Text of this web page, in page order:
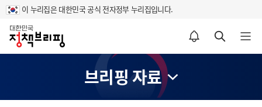
이 누리집은 대한민국 공식 전자정부 누리집입니다.
홈
알림설정 바로가기 검색 바로가기 메뉴 열기
브리핑 자료